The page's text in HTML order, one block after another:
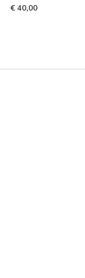
€ 40,00